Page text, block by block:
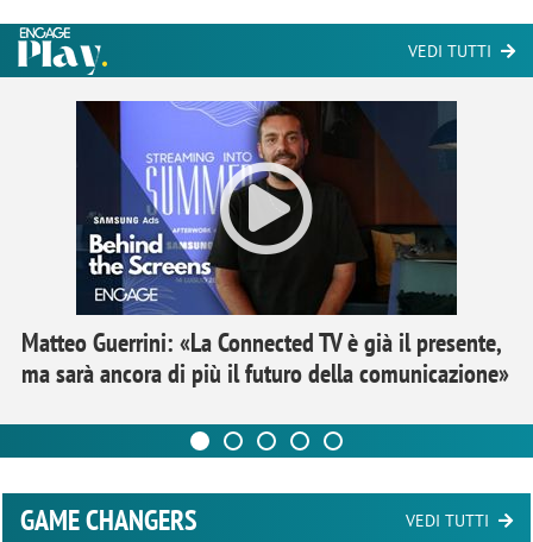
VEDI TUTTI
Matteo Guerrini: «La Connected TV è già il presente,
ma sarà ancora di più il futuro della comunicazione»
GAME CHANGERS VEDI TUTTI